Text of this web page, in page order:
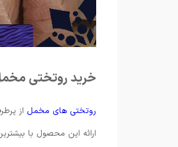
خرید روتختی
روتختی های مخمل از
ارائه این محصول با